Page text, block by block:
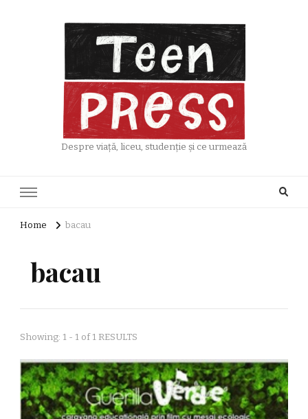
Despre viață, liceu, studenție și ce urmează
Home bacau
bacau
Showing: 1 - 1 of 1 RESULTS